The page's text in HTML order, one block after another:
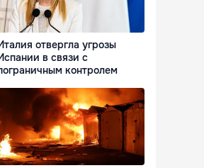
отвергла угрозы
в связи с
контролем